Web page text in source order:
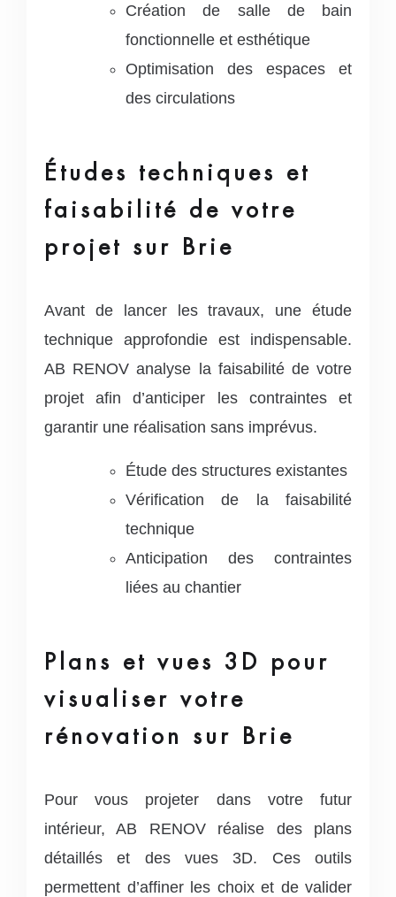
Création de salle de bain
fonctionnelle et esthétique
Optimisation des espaces et
des circulations
Études techniques et
faisabilité de votre
projet sur Brie
Avant de lancer les travaux, une étude
technique approfondie est indispensable.
AB RENOV analyse la faisabilité de votre
projet afin d’anticiper les contraintes et
garantir une réalisation sans imprévus.
Étude des structures existantes
Vérification de la faisabilité
technique
Anticipation des contraintes
liées au chantier
Plans et vues 3D pour
visualiser votre
rénovation sur Brie
Pour vous projeter dans votre futur
intérieur, AB RENOV réalise des plans
détaillés et des vues 3D. Ces outils
permettent d’affiner les choix et de valider